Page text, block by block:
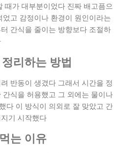
때가 대부분이었다 진짜 배고픔으
고 감정이나 환경이 원인이라는
간식을 줄이는 방향보다 조절하
리하는 방법
반동이 생겼다 그래서 시간을 정
식을 허용했고 그 외에는 물이나
다 이 방식이 의외로 잘 맞았고 간
기 시작했다
는 이유